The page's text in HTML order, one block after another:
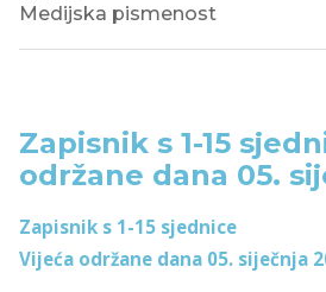
Medijska pismenost
Zapisnik s 1-15
održane dana 05.
Zapisnik s 1-15 sjednice
Vijeća održane dana 05. siječnja